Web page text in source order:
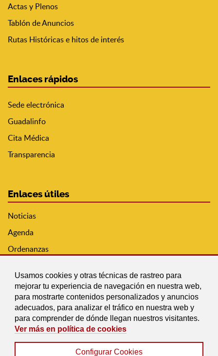
Usamos cookies y otras técnicas de rastreo para
mejorar tu experiencia de navegación en nuestra web,
para mostrarte contenidos personalizados y anuncios
adecuados, para analizar el tráfico en nuestra web y
para comprender de dónde llegan nuestros visitantes.
Ver más en política de cookies
Configurar Cookies
Actas y Plenos
Tablón de Anuncios
Rutas Históricas e hitos de interés
Enlaces rápidos
Sede electrónica
Guadalinfo
Cita Médica
Transparencia
Enlaces útiles
Noticias
Agenda
Ordenanzas